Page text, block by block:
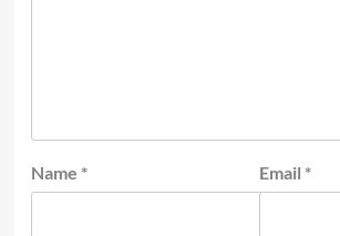
Name * Email *